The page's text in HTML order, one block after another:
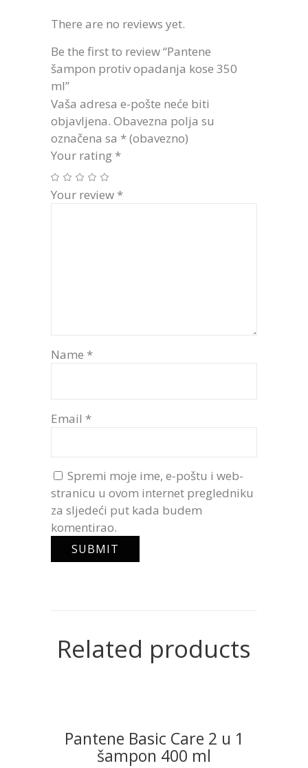
There are no reviews yet.
Be the first to review “Pantene
šampon protiv opadanja kose 350
ml”
Vaša adresa e-pošte neće biti
objavljena. Obavezna polja su
označena sa * (obavezno)
Your rating *
Your review *
Name *
Email *
Spremi moje ime, e-poštu i web-
stranicu u ovom internet pregledniku
za sljedeći put kada budem
komentirao.
Related products
READ MORE
Pantene Basic Care 2 u 1
šampon 400 ml